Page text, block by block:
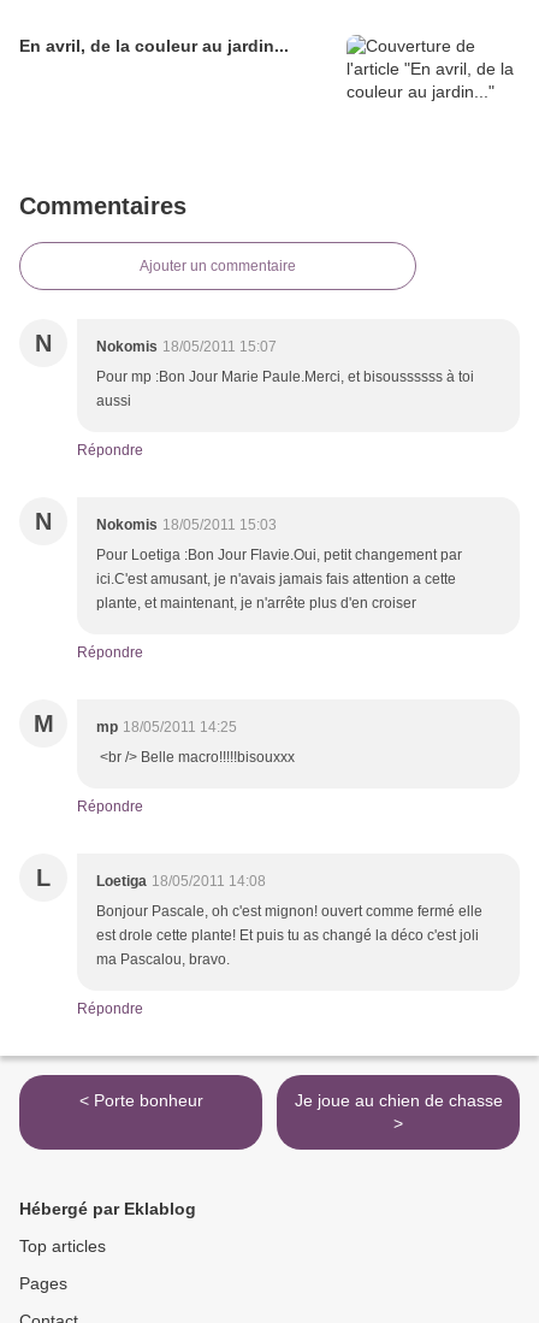
En avril, de la couleur au jardin...
Commentaires
Ajouter un commentaire
N Nokomis 18/05/2011 15:07
Pour mp :Bon Jour Marie Paule.Merci, et bisoussssss à toi
aussi
Répondre
N Nokomis 18/05/2011 15:03
Pour Loetiga :Bon Jour Flavie.Oui, petit changement par
ici.C'est amusant, je n'avais jamais fais attention a cette
plante, et maintenant, je n'arrête plus d'en croiser
Répondre
M mp 18/05/2011 14:25
<br /> Belle macro!!!!!bisouxxx
Répondre
L Loetiga 18/05/2011 14:08
Bonjour Pascale, oh c'est mignon! ouvert comme fermé elle
est drole cette plante! Et puis tu as changé la déco c'est joli
ma Pascalou, bravo.
Répondre
< Porte bonheur
Je joue au chien de chasse
>
Hébergé par Eklablog
Top articles
Pages